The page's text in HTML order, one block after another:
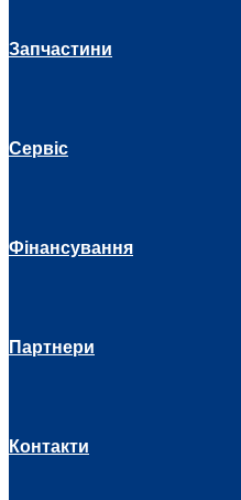
Запчастини
Сервіс
Фінансування
Партнери
Контакти